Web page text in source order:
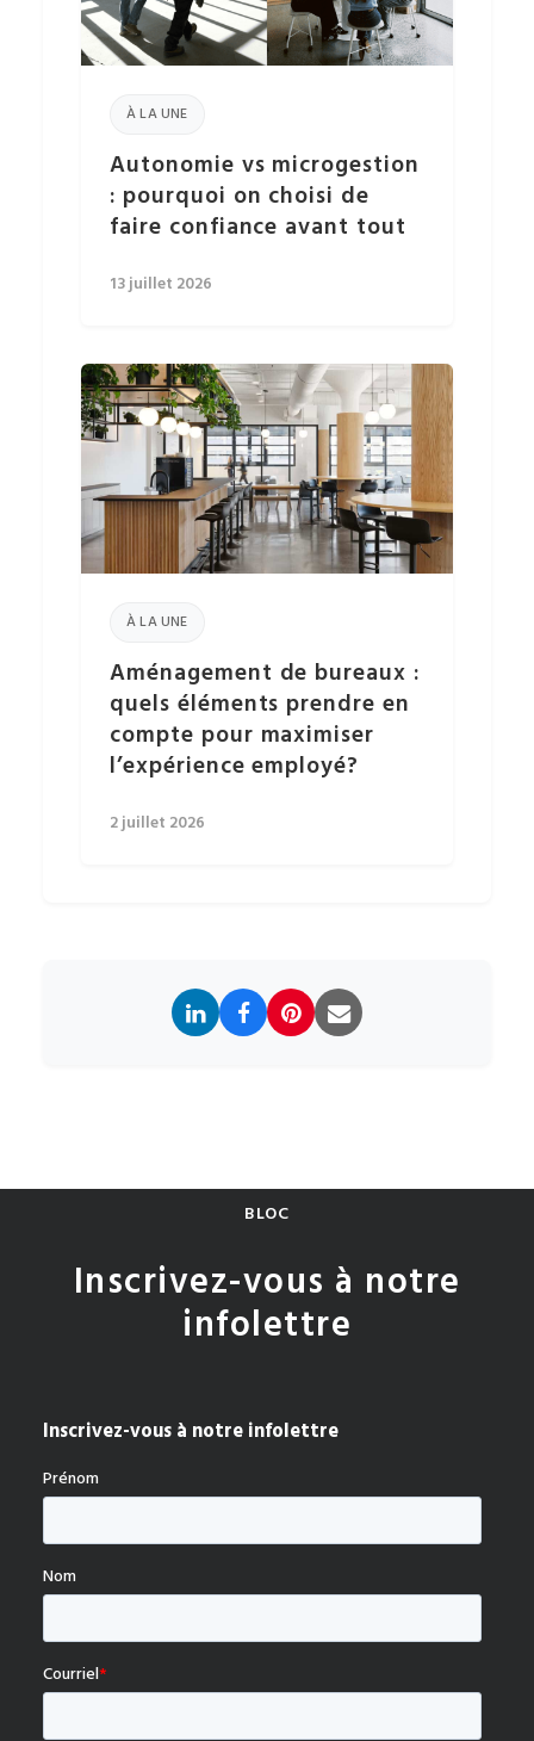
À LA UNE
Autonomie vs microgestion
: pourquoi on choisi de
faire confiance avant tout
13 juillet 2026
À LA UNE
Aménagement de bureaux :
quels éléments prendre en
compte pour maximiser
l’expérience employé?
2 juillet 2026
BLOC
Inscrivez-vous à notre
infolettre